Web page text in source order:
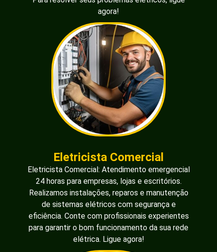
agora!
Eletricista Comercial
Eletricista Comercial: Atendimento emergencial
24 horas para empresas, lojas e escritórios.
Realizamos instalações, reparos e manutenção
de sistemas elétricos com segurança e
eficiência. Conte com profissionais experientes
para garantir o bom funcionamento da sua rede
elétrica. Ligue agora!